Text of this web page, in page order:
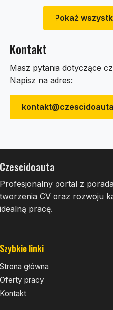
Pokaż
Kontakt
Masz pytania dotyczące
Napisz na adres:
Czescidoauta
Profesjonalny portal z
tworzenia CV oraz rozwoju
idealną pracę.
Szybkie linki
Strona główna
Oferty pracy
Kontakt